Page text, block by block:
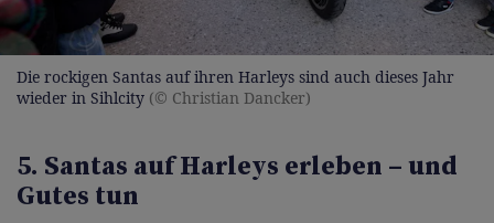
Die rockigen Santas auf ihren Harleys sind auch dieses Jahr
wieder in Sihlcity (© Christian Dancker)
5. Santas auf Harleys erleben – und
Gutes tun